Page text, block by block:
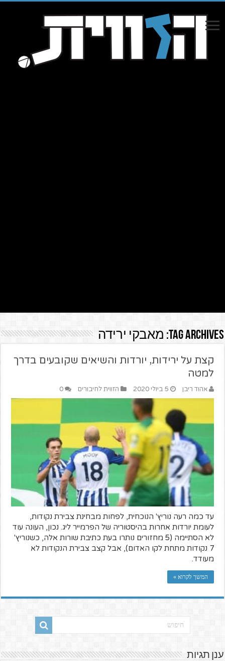
Tag Archives: מאבקי ירידה
קצת על ירידות, יורדות והשיאים שקובעים בדרך
למטה
אהוד ריבן 5 ביולי 2020 הזווית לחיבורים 0
עד כמה רעה נוריץ' הנוכחית, לפחות מבחינת צבירת נקודות,
לעומת יורדות אחרות בהיסטוריה של הפרמייר ליג. נכון, העונה עוד
לא הסתיימה (5 מחזורים נותרו בעת כתיבת שורות אלה, כשנוריץ'
7 נקודות מתחת לקו האדום), אבל קצב צבירת הנקודות לא
מעודד.
המשך לקרוא »
ענן תגיות